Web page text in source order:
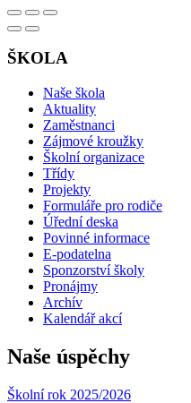
ŠKOLA
Naše škola
Aktuality
Zaměstnanci
Zájmové kroužky
Školní organizace
Třídy
Projekty
Formuláře pro rodiče
Úřední deska
Povinné informace
E-podatelna
Sponzorství školy
Pronájmy
Archív
Kalendář akcí
Naše úspěchy
Školní rok 2025/2026